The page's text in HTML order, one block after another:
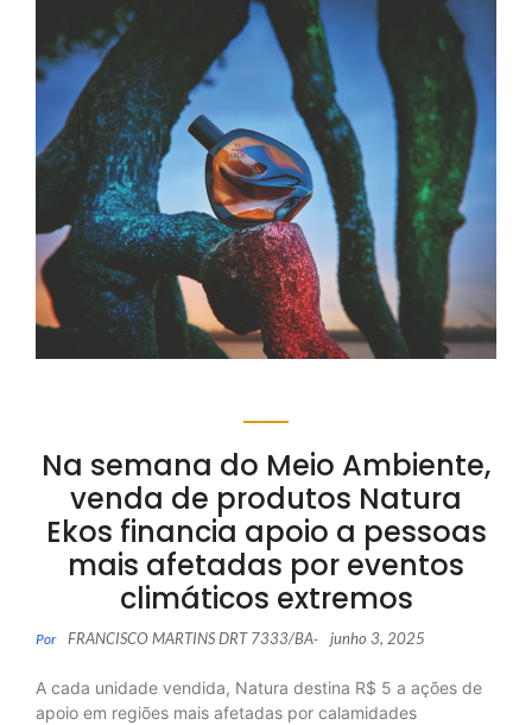
Na semana do Meio Ambiente,
venda de produtos Natura
Ekos financia apoio a pessoas
mais afetadas por eventos
climáticos extremos
Por FRANCISCO MARTINS DRT 7333/BA- junho 3, 2025
A cada unidade vendida, Natura destina R$ 5 a ações de
apoio em regiões mais afetadas por calamidades